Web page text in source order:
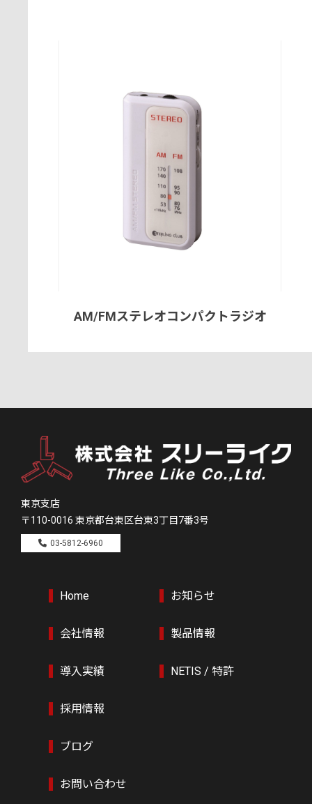
AM/FMステレオコンパクトラジオ
東京支店
〒110-0016 東京都台東区台東3丁目7番3号
03-5812-6960
Home お知らせ
会社情報 製品情報
導入実績 NETIS / 特許
採用情報
ブログ
お問い合わせ